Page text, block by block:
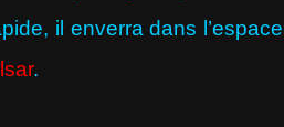
il enverra dans l’espace
.